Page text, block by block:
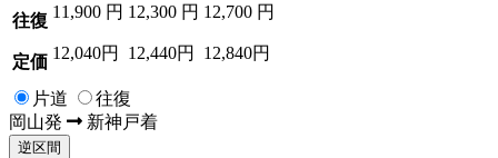
往復
定価
11,900 円
12,040円
12,300 円
12,440円
12,700 円
12,840円
片道
往復
岡山発 新神戸着
逆区間